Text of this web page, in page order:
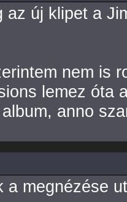
az új klipet a
nem is
lemez óta
anno
a megnézése